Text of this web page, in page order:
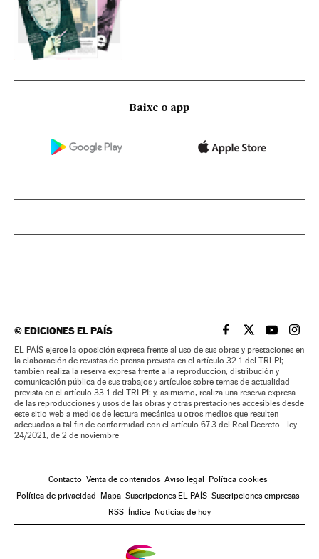
Baixe o app
©EDICIONES EL PAÍS EL PAÍS BRASIL EN
EL PAÍSEL PAÍS
EL
EL PAÍS ejerce la oposición expresa frente al uso de sus obras y prestaciones en
la elaboración de revistas de prensa prevista en el artículo 32.1 del TRLPI;
también realiza la reserva expresa frente a la reproducción, distribución y
comunicación pública de sus trabajos y artículos sobre temas de actualidad
prevista en el artículo 33.1 del TRLPI; y, asimismo, realiza una reserva expresa
de las reproducciones y usos de las obras y otras prestaciones accesibles desde
este sitio web a medios de lectura mecánica u otros medios que resulten
adecuados a tal fin de conformidad con el artículo 67.3 del Real Decreto - ley
24/2021, de 2 de noviembre
Contacto Venta de contenidos Aviso legal
Política cookies
Política de privacidad
Mapa Suscripciones EL PAÍS Suscripciones empresas
RSS
Índice Noticias de hoy